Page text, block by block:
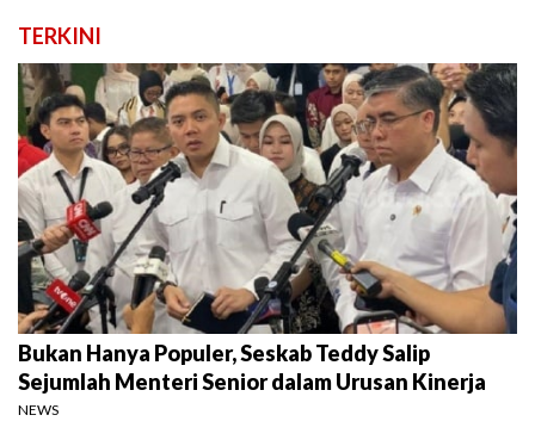
TERKINI
Bukan Hanya Populer, Seskab Teddy Salip
Sejumlah Menteri Senior dalam Urusan Kinerja
NEWS